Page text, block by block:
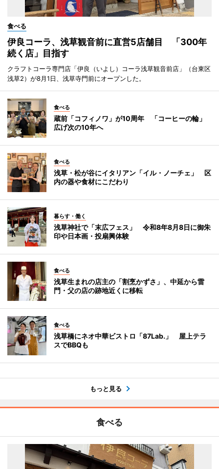
食べる
伊良コーラ、浅草観音前に直営5店舗目 「300年
続く店」目指す
クラフトコーラ専門店「伊良（いよし）コーラ浅草観音前店」（台東区
浅草2）が8月1日、浅草寺門前にオープンした。
食べる
蔵前「コフィノワ」が10周年 「コーヒーの輪」
広げ次の10年へ
食べる
浅草・松が谷にイタリアン「イル・ノーチェ」 区
内の器や食材にこだわり
暮らす・働く
浅草神社で「末広フェス」 令和8年8月8日に御朱
印や日本画・投扇興体験
食べる
浅草生まれの店主の「割烹かずさ」、中延から雷
門・父の店の跡地近くに移転
食べる
浅草橋にネオ中華ビストロ「87Lab.」 屋上テラ
スでBBQも
もっと見る
食べる